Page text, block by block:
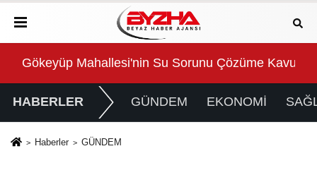
Gökeyüp Mahallesi'nin Su Sorunu Çözüme
HABERLER GÜNDEM EKONOMİ
Haberler GÜNDEM